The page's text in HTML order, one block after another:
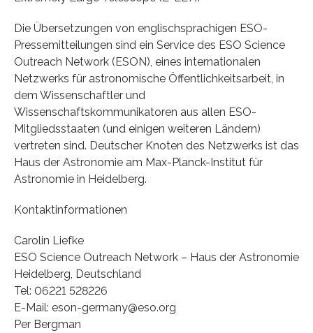
Die Übersetzungen von englischsprachigen ESO-
Pressemitteilungen sind ein Service des ESO Science
Outreach Network (ESON), eines internationalen
Netzwerks für astronomische Öffentlichkeitsarbeit, in
dem Wissenschaftler und
Wissenschaftskommunikatoren aus allen ESO-
Mitgliedsstaaten (und einigen weiteren Ländern)
vertreten sind. Deutscher Knoten des Netzwerks ist das
Haus der Astronomie am Max-Planck-Institut für
Astronomie in Heidelberg.
Kontaktinformationen
Carolin Liefke
ESO Science Outreach Network – Haus der Astronomie
Heidelberg, Deutschland
Tel: 06221 528226
E-Mail: eson-germany@eso.org
Per Bergman